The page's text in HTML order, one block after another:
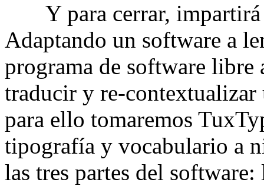
Y para cerrar, impartirá
Adaptando un software a
programa de software libre
traducir y re-
para ello tomaremos
tipografía y vocabulario a
las tres partes del